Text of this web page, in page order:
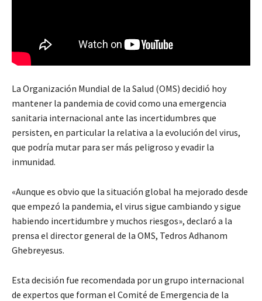
La Organización Mundial de la Salud (OMS) decidió hoy
mantener la pandemia de covid como una emergencia
sanitaria internacional ante las incertidumbres que
persisten, en particular la relativa a la evolución del virus,
que podría mutar para ser más peligroso y evadir la
inmunidad.
«Aunque es obvio que la situación global ha mejorado desde
que empezó la pandemia, el virus sigue cambiando y sigue
habiendo incertidumbre y muchos riesgos», declaró a la
prensa el director general de la OMS, Tedros Adhanom
Ghebreyesus.
Esta decisión fue recomendada por un grupo internacional
de expertos que forman el Comité de Emergencia de la